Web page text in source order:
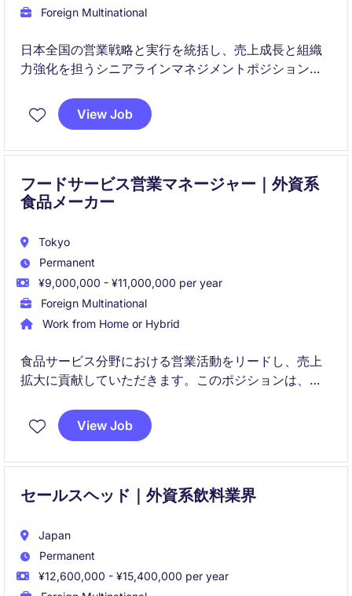
Foreign Multinational
日本全国の営業戦略と実行を統括し、売上成長と組織
力強化を担うシニアラインマネジメントポジションで
経験豊富な営業チームを率い、戦略を高品質なフィー
View Job
フードサービス営業マネージャー｜外資系
食品メーカー
Tokyo
Permanent
¥9,000,000 - ¥11,000,000 per year
Foreign Multinational
Work from Home or Hybrid
食品サービス分野における営業活動をリードし、売上
拡大に貢献していただきます。このポジションは、東
営業プランを推進する役割を担います。
View Job
セールスヘッド｜外資系飲料業界
Japan
Permanent
¥12,600,000 - ¥15,400,000 per year